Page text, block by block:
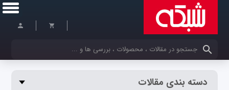
کلمات کلیدی خود را وارد کنید
دسته بندی مقالات